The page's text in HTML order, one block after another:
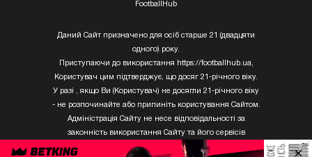
FootballHub
Даний Сайт призначено для осіб старше 21 (двадцяти
одного) року.
Приступаючи до використання https://footballhub.ua,
Користувач цим підтверджує, що досяг 21-річного віку.
У разі , якщо Ви (Користувач) не досягли 21-річного віку
- не розпочинайте або припиніть користування Сайтом.
Адміністрація Сайту не несе відповідальності за
законність використання Сайту та його сервісів
Користувачем, який не досяг 21-річного віку.
×